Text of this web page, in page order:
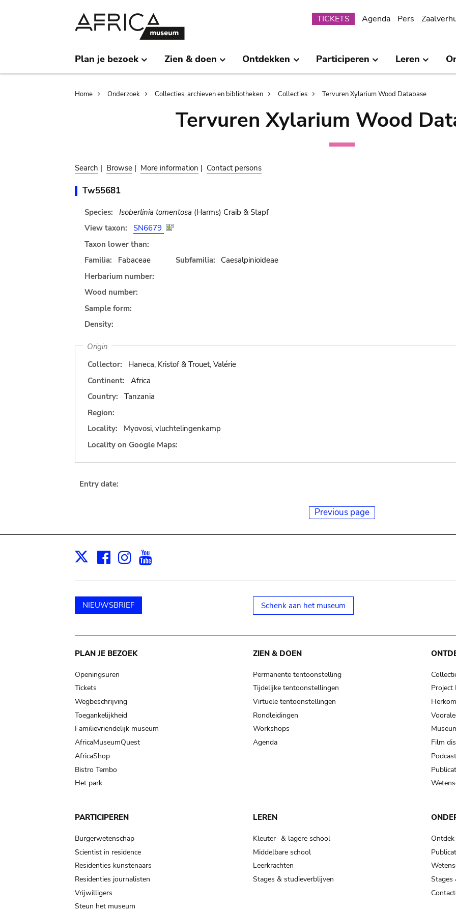
Submenu
TICKETS Agenda Pers
Plan je bezoek Zien & doen Ontdekken Participeren Leren
Breadcrumb
Home Onderzoek Collecties, archieven en bibliotheken Collecties Tervuren Xylarium Wood Database
Tervuren Xylarium Wood
Search | Browse | More information | Contact persons
Tw55681
Species: Isoberlinia tomentosa (Harms) Craib & Stapf
View taxon:
SN6679
Taxon lower than:
Familia:
Fabaceae Subfamilia:
Caesalpinioideae
Herbarium number:
Wood number:
Sample form:
Density:
Origin
Collector:
Haneca, Kristof & Trouet, Valérie
Continent:
Africa
Country:
Tanzania
Region:
Locality:
Myovosi, vluchtelingenkamp
Locality on Google Maps:
Entry date:
Previous page
X Facebook
Instagram
NIEUWSBRIEF Schenk aan het museum
Main
navigation
PLAN JE BEZOEK
Openingsuren
Tickets
Wegbeschrijving
Toegankelijkheid
Familievriendelijk museum
AfricaMuseumQuest
AfricaShop
Bistro Tembo
Het park
ZIEN & DOEN
Permanente tentoonstelling
Tijdelijke tentoonstellingen
Virtuele tentoonstellingen
Rondleidingen
Workshops
Agenda
Project
Film
PARTICIPEREN
Burgerwetenschap
Scientist in residence
Residenties kunstenaars
Residenties journalisten
Vrijwilligers
Steun het museum
LEREN
Kleuter- & lagere school
Middelbare school
Leerkrachten
Stages & studieverblijven
Stages